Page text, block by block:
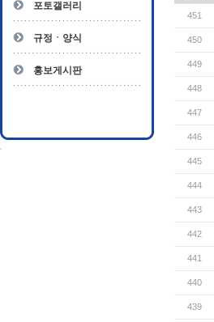
포토갤러리
규정ㆍ양식
홍보게시판
451
450
449
448
447
446
445
444
443
442
441
440
439